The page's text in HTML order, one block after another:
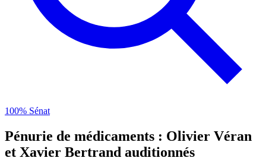
100% Sénat
Pénurie de médicaments : Olivier Véran
et Xavier Bertrand auditionnés